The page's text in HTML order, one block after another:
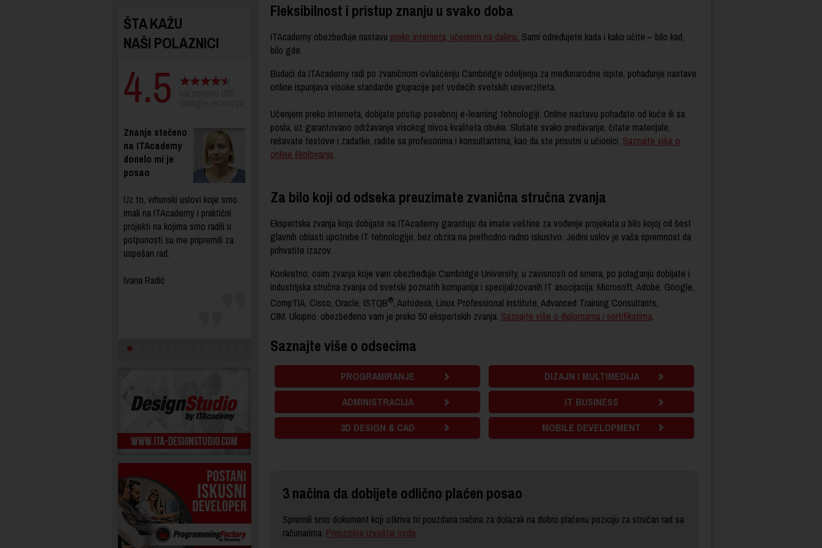
Fleksibilnost i pristup znanju u svako doba
ITAcademy obezbeđuje nastavu preko interneta, učenjem na daljinu. Sami određujete kada i kako učite – bilo kad,
bilo gde.
Budući da ITAcademy radi po zvaničnom ovlašćenju Cambridge odeljenja za međunarodne ispite, pohađanje nastave
online ispunjava visoke standarde grupacije pet vodećih svetskih univerziteta.
Učenjem preko interneta, dobijate pristup posebnoj e-learning tehnologiji. Online nastavu pohađate od kuće ili sa
posla, uz garantovano održavanje visokog nivoa kvaliteta obuke. Slušate svako predavanje, čitate materijale,
rešavate testove i zadatke, radite sa profesorima i konsultantima, kao da ste prisutni u učionici. Saznajte više o
online školovanju.
Za bilo koji od odseka preuzimate zvanična stručna zvanja
Ekspertska zvanja koja dobijate na ITAcademy garantuju da imate veštine za vođenje projekata u bilo kojoj od šest
glavnih oblasti upotrebe IT tehnologije, bez obzira na prethodno radno iskustvo. Jedini uslov je vaša spremnost da
prihvatite izazov.
Konkretno, osim zvanja koje vam obezbeđuje Cambridge University, u zavisnosti od smera, po polaganju dobijate i
industrijska stručna zvanja od svetski poznatih kompanija i specijalizovanih IT asocijacija: Microsoft, Adobe, Google,
CompTIA, Cisco, Oracle, ISTQB®, Autodesk, Linux Professional Institute, Advanced Training Consultants,
CIM. Ukupno, obezbeđeno vam je preko 50 ekspertskih zvanja. Saznajte više o diplomama i sertifikatima.
Saznajte više o odsecima
PROGRAMIRANJE
DIZAJN I MULTIMEDIJA
ADMINISTRACIJA
IT BUSINESS
3D DESIGN & CAD
MOBILE DEVELOPMENT
3 načina da dobijete odlično plaćen posao
Spremili smo dokument koji otkriva tri pouzdana načina za dolazak na dobro plaćenu poziciju za stručan rad sa
računarima. Preuzmite izveštaj ovde.
ŠTA KAŽU
NAŠI POLAZNICI
4.5
Znanje stečeno
na ITAcademy
donelo mi je
posao
Uz to, vrhunski uslovi koje smo
imali na ITAcademy i praktični
projekti na kojima smo radili u
potpunosti su me pripremili za
uspešan rad.
Ivana Radić